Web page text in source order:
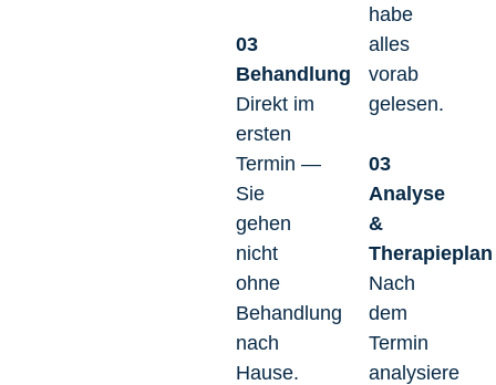
03
Behandlung
Direkt im
ersten
Termin —
Sie
gehen
nicht
ohne
Behandlung
nach
Hause.
habe
alles
vorab
gelesen.
03
Analyse
&
Therapieplan
Nach
dem
Termin
analysiere